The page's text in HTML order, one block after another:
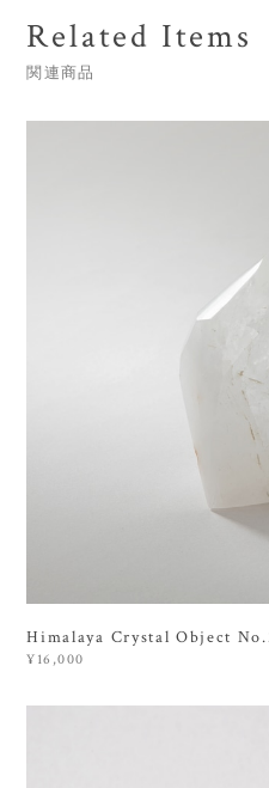
Related Items
関連商品
Himalaya Crystal Object
¥16,000